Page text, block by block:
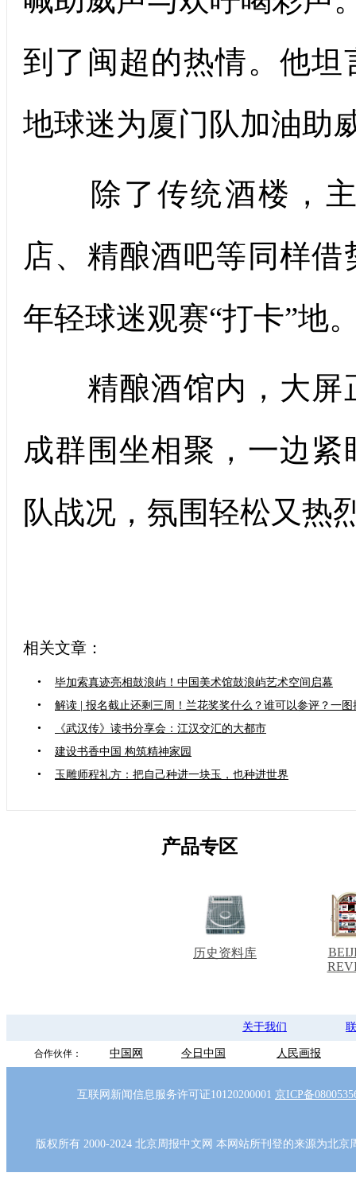
到了闽超的热情。他
地球迷为厦门队加油助
除了传统酒楼，主
店、精酿酒吧等同样
年轻球迷观赛“打卡”地
精酿酒馆内，大屏
成群围坐相聚，一边
队战况，氛围轻松又热
相关文章：
•
毕加索真迹亮相鼓浪屿！中国美术馆鼓浪屿艺术空间启幕
•
解读 | 报名截止还剩三周！兰花奖奖什么？谁可以参评？一图
•
《武汉传》读书分享会：江汉交汇的大都市
•
建设书香中国 构筑精神家园
•
玉雕师程礼方：把自己种进一块玉，也种进世界
产品专区
历史资料库
关于我们
合作伙伴： 中国网 今日中国 人民画报
互联网新闻信息服务许可证10120200001 京ICP备
版权所有 2000-2024 北京周报中文网 本网站所刊登的来源为北